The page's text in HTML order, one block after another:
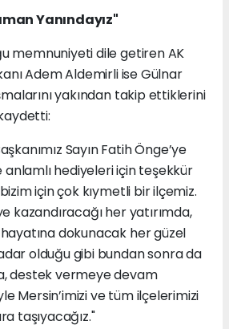
Yanındayız"
memnuniyeti dile getiren AK
Adem Aldemirli ise Gülnar
yakından takip ettiklerini
Sayın Fatih Önge’ye
hediyeleri için teşekkür
için çok kıymetli bir ilçemiz.
kazandıracağı her yatırımda,
dokunacak her güzel
olduğu gibi bundan sonra da
destek vermeye devam
Mersin’imizi ve tüm ilçelerimizi
taşıyacağız."